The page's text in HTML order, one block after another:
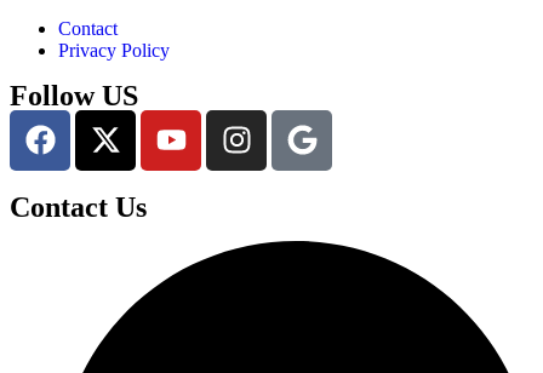
Contact
Privacy Policy
Follow US
Contact Us